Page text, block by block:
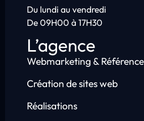
Du lundi au vendredi
De 09H00 à 17H30
L’agence
Webmarketing &
Création de sites web
Réalisations